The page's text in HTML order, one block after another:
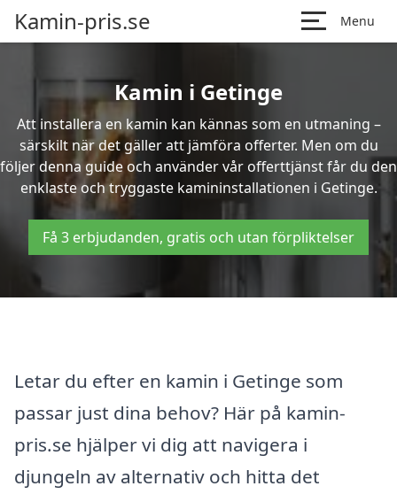
Kamin-pris.se Menu
Kamin i Getinge
Att installera en kamin kan kännas som en utmaning –
särskilt när det gäller att jämföra offerter. Men om du
följer denna guide och använder vår offerttjänst får du den
enklaste och tryggaste kamininstallationen i Getinge.
Få 3 erbjudanden, gratis och utan förpliktelser
Letar du efter en kamin i Getinge som
passar just dina behov? Här på kamin-
pris.se hjälper vi dig att navigera i
djungeln av alternativ och hitta det